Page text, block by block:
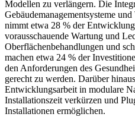
Modellen zu verlängern. Die
Gebäudemanagementsysteme
nimmt etwa 28 % der
vorausschauende Wartung und
Oberflächenbehandlungen und
machen etwa 24 % der
den Anforderungen des
gerecht zu werden. Darüber
Entwicklungsarbeit in modulare
Installationszeit verkürzen und
Installationen ermöglichen.